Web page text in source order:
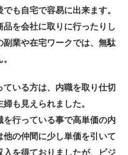
も自宅で容易に出来ます。
品を会社に取りに行ったりし
業や在宅ワークでは、無駄
いる方は、内職を取り仕切
も見えられました。
を行っている事で高単価の内
の仲間に少し単価を引いて
を得ておりましたが、ビジ